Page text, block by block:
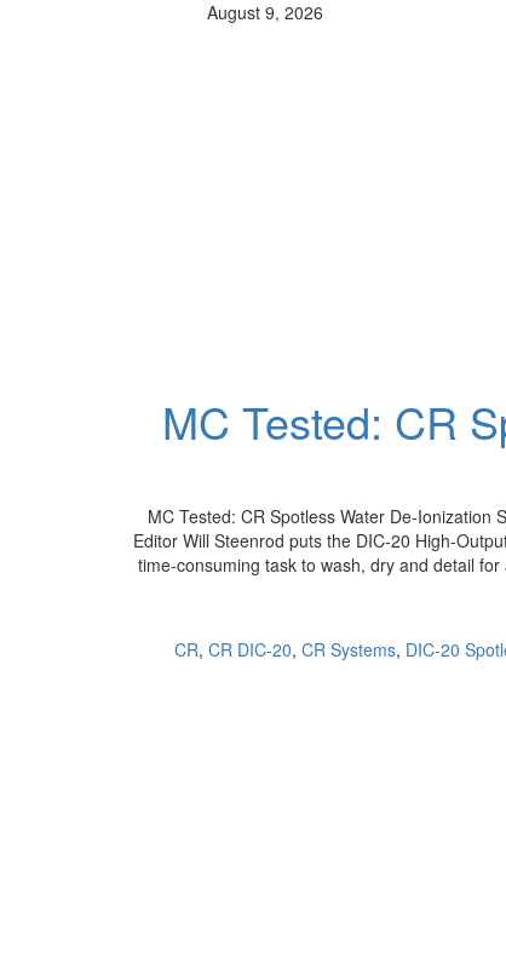
August 9, 2026
MC Tested: CR
MC Tested: CR Spotless Water De-Ionization
Editor Will Steenrod puts the DIC-20 High-
time-consuming task to wash, dry and detail
CR, CR DIC-20, CR Systems, DIC-20